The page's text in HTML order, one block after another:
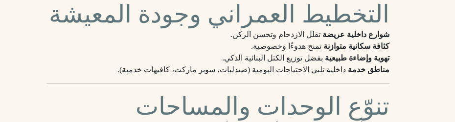
التخطيط العمراني وجودة المعيشة
شوارع داخلية عريضة تقلل الازدحام وتحسن الركن.
كثافة سكانية متوازنة تمنح هدوءًا وخصوصية.
تهوية وإضاءة طبيعية بفضل توزيع الكتل البنائية الذكي.
مناطق خدمة داخلية تلبي الاحتياجات اليومية (صيدليات، سوبر ماركت، كافيهات خدمية).
تنوّع الوحدات والمساحات